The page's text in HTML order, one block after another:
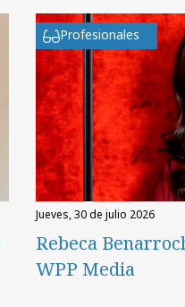
Profesionales
jueves, 30 de julio 2026
Rebeca
WPP Media